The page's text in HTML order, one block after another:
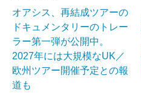
オアシス、再結成ツアーの
ドキュメンタリーのトレー
ラー第一弾が公開中。
2027年には大規模なUK／
欧州ツアー開催予定との報
道も